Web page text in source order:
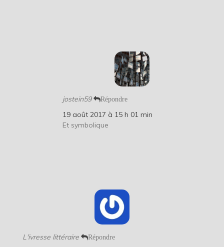
jostein59 Répondre
19 août 2017 à 15 h 01 min
Et symbolique
L'ivresse littéraire Répondre